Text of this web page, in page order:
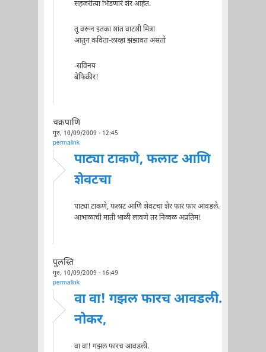
सहजरीत्या भिडणारे शेर आहेत.
तू वरून इतका शांत वाटशी मित्रा
आतुन कविता-लाव्हा झंझावत असतो
-सविनय
बेफिकीर!
चक्रपाणि
गुरु, 10/09/2009 - 12:45
permalink
पाट्या टाकणे, फलाट आणि
शेवटचा
पाट्या टाकणे, फलाट आणि शेवटचा शेर फार फार आवडले.
आभाळाची माती भाळी लावणे तर निव्वळ अप्रतिम!
पुलस्ति
गुरु, 10/09/2009 - 16:49
permalink
वा वा! गझल फारच आवडली.
नोकर,
वा वा! गझल फारच आवडली.